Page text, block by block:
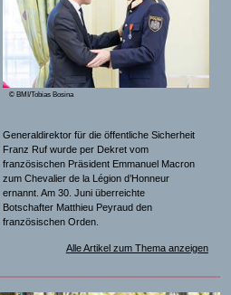
© BMI/Tobias Bosina
Generaldirektor für die öffentliche Sicherheit
Franz Ruf wurde per Dekret vom
französischen Präsident Emmanuel Macron
zum Chevalier de la Légion d’Honneur
ernannt. Am 30. Juni überreichte
Botschafter Matthieu Peyraud den
französischen Orden.
Alle Artikel zum Thema anzeigen